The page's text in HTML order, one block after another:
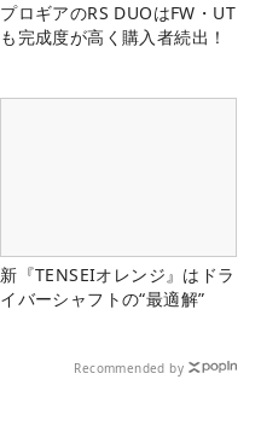
プロギアのRS DUOはFW・UT
も完成度が高く購入者続出！
新『TENSEIオレンジ』はドラ
イバーシャフトの“最適解”
Recommended by